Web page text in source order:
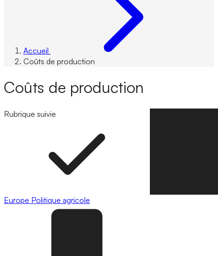
Accueil
Coûts de production
Coûts de production
Rubrique suivie
Europe Politique agricole